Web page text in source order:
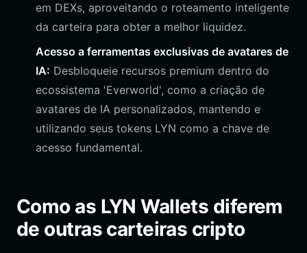
em DEXs, aproveitando o roteamento inteligente
da carteira para obter a melhor liquidez.
Acesso a ferramentas exclusivas de avatares de
IA: Desbloqueie recursos premium dentro do
ecossistema 'Everworld', como a criação de
avatares de IA personalizados, mantendo e
utilizando seus tokens LYN como a chave de
acesso fundamental.
Como as LYN Wallets diferem
de outras carteiras cripto